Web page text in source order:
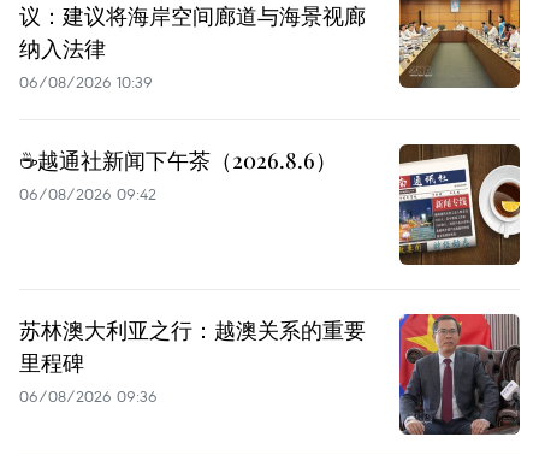
议：建议将海岸空间廊道与海景视廊
纳入法律
06/08/2026 10:39
☕️越通社新闻下午茶（2026.8.6）
06/08/2026 09:42
苏林澳大利亚之行：越澳关系的重要
里程碑
06/08/2026 09:36